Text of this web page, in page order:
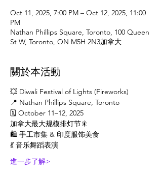
Oct 11, 2025, 7:00 PM – Oct 12, 2025, 11:00
PM
Nathan Phillips Square, Toronto, 100 Queen
St W, Toronto, ON M5H 2N3加拿大
關於本活動
💥 Diwali Festival of Lights (Fireworks)
📍 Nathan Phillips Square, Toronto
🗓 October 11–12, 2025
加拿大最大规模排灯节🎇
🛍 手工市集 & 印度服饰美食
💃 音乐舞蹈表演
進一步了解>